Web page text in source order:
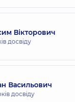
Вікторович
досвіду
Васильович
досвіду